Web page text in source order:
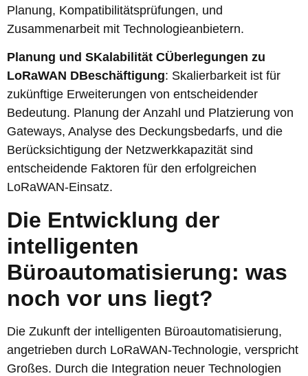
Planung, Kompatibilitätsprüfungen, und
Zusammenarbeit mit Technologieanbietern.
Planung und SKalabilität CÜberlegungen zu
LoRaWAN DBeschäftigung: Skalierbarkeit ist für
zukünftige Erweiterungen von entscheidender
Bedeutung. Planung der Anzahl und Platzierung von
Gateways, Analyse des Deckungsbedarfs, und die
Berücksichtigung der Netzwerkkapazität sind
entscheidende Faktoren für den erfolgreichen
LoRaWAN-Einsatz.
Die Entwicklung der
intelligenten
Büroautomatisierung: was
noch vor uns liegt?
Die Zukunft der intelligenten Büroautomatisierung,
angetrieben durch LoRaWAN-Technologie, verspricht
Großes. Durch die Integration neuer Technologien